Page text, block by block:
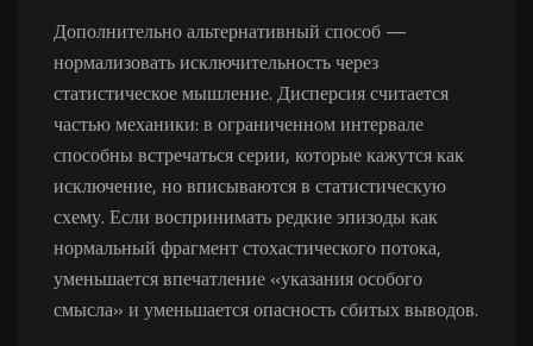
Дополнительно альтернативный способ —
нормализовать исключительность через
статистическое мышление. Дисперсия считается
частью механики: в ограниченном интервале
способны встречаться серии, которые кажутся как
исключение, но вписываются в статистическую
схему. Если воспринимать редкие эпизоды как
нормальный фрагмент стохастического потока,
уменьшается впечатление «указания особого
смысла» и уменьшается опасность сбитых выводов.